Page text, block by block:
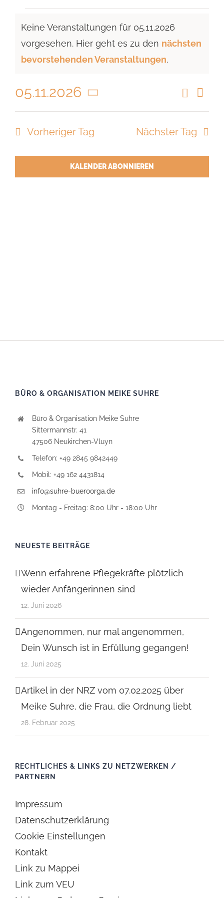
für
05.11.2026
Hinweis
Keine Veranstaltungen für 05.11.2026
vorgesehen. Hier geht es zu den nächsten
bevorstehenden Veranstaltungen.
und
Suche
Tag
05.11.2026
Datum
wählen.
Vorheriger Tag Nächster Tag
KALENDER ABONNIEREN
BÜRO & ORGANISATION MEIKE SUHRE
Büro & Organisation Meike Suhre
Sittermannstr. 41
47506 Neukirchen-Vluyn
Telefon: +49 2845 9842449
Mobil: +49 162 4431814
info@suhre-bueroorga.de
Montag - Freitag: 8:00 Uhr - 18:00 Uhr
NEUESTE BEITRÄGE
Wenn erfahrene Pflegekräfte plötzlich
wieder Anfängerinnen sind
12. Juni 2026
Angenommen, nur mal angenommen,
Dein Wunsch ist in Erfüllung gegangen!
12. Juni 2025
Artikel in der NRZ vom 07.02.2025 über
Meike Suhre, die Frau, die Ordnung liebt
28. Februar 2025
RECHTLICHES & LINKS ZU NETZWERKEN /
PARTNERN
Impressum
Datenschutzerklärung
Cookie Einstellungen
Kontakt
Link zu Mappei
Link zum VEU